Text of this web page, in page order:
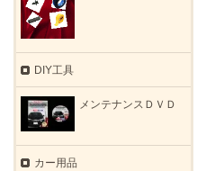
DIY工具
メンテナンスＤＶＤ
カー用品